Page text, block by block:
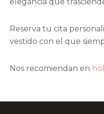
Reserva tu cita
vestido con el que
Nos recomiendan en